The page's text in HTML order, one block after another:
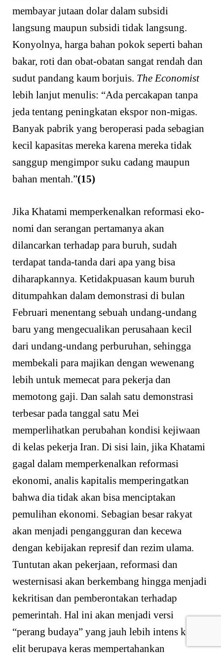
membayar jutaan dolar dalam subsidi
langsung maupun subsidi tidak langsung.
Konyolnya, harga bahan pokok seperti bahan
bakar, roti dan obat-obatan sangat rendah dan
sudut pandang kaum borjuis. The Economist
lebih lanjut menulis: “Ada percakapan tanpa
jeda tentang peningkatan ekspor non-migas.
Banyak pabrik yang beroperasi pada sebagian
kecil kapasitas mereka karena mereka tidak
sanggup mengimpor suku cadang maupun
bahan mentah.”(15)
Jika Khatami memperkenalkan reformasi eko­
nomi dan serangan pertamanya akan
dilancarkan terhadap para buruh, sudah
terdapat tanda-tanda dari apa yang bisa
diharapkannya. Ketidakpuasan kaum buruh
ditumpahkan dalam demonstrasi di bulan
Februari menentang sebuah undang-undang
baru yang mengecualikan perusahaan kecil
dari undang-undang perburuhan, sehingga
membekali para majikan dengan wewenang
lebih untuk memecat para pekerja dan
memotong gaji. Dan salah satu demonstrasi
terbesar pada tanggal satu Mei
memperlihatkan perubahan kon­disi kejiwaan
di kelas pekerja Iran. Di sisi lain, jika Khatami
gagal dalam memperkenalkan reformasi
ekonomi, analis kapitalis memperingatkan
bahwa dia tidak akan bisa menciptakan
pemulihan ekonomi. Sebagian besar rakyat
akan menjadi pengangguran dan kecewa
dengan kebijakan represif dan rezim ulama.
Tuntutan akan pekerjaan, reformasi dan
westernisasi akan berkembang hingga menjadi
kekritisan dan pemberontakan terhadap
pemerintah. Hal ini akan menjadi versi
“perang budaya” yang jauh lebih intens ketika
elit berupaya keras mempertahankan